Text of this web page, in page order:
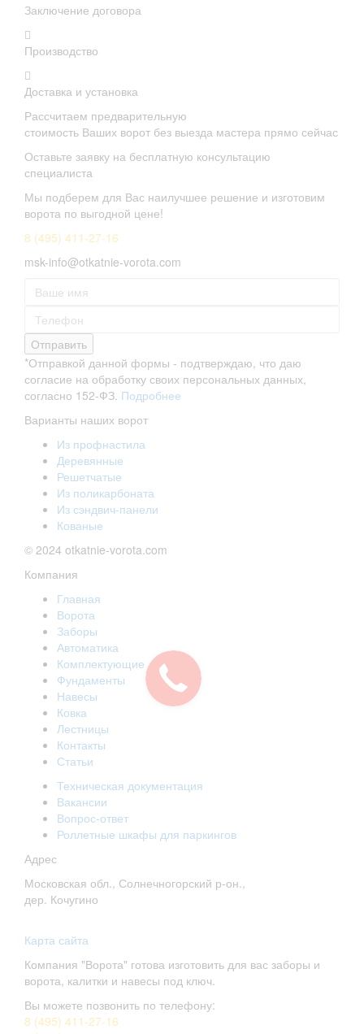
Заключение договора
Производство
Доставка и установка
Рассчитаем предварительную
стоимость Ваших ворот без выезда мастера прямо сейчас
Оставьте заявку на бесплатную консультацию
специалиста
Мы подберем для Вас наилучшее решение и изготовим
ворота по выгодной цене!
8 (495) 411-27-16
msk-info@otkatnie-vorota.com
Отправить
*Отправкой данной формы - подтверждаю, что даю
согласие на обработку своих персональных данных,
согласно 152-ФЗ. Подробнее
Варианты наших ворот
Из профнастила
Деревянные
Решетчатые
Из поликарбоната
Из сэндвич-панели
Кованые
© 2024 otkatnie-vorota.com
Компания
Главная
Ворота
Заборы
Автоматика
Комплектующие
Фундаменты
Навесы
Ковка
Лестницы
Контакты
Статьи
Техническая документация
Вакансии
Вопрос-ответ
Роллетные шкафы для паркингов
Адрес
Московская обл., Солнечногорский р-он.,
дер. Кочугино
Карта сайта
Компания "Ворота" готова изготовить для вас заборы и
ворота, калитки и навесы под ключ.
Вы можете позвонить по телефону:
8 (495) 411-27-16